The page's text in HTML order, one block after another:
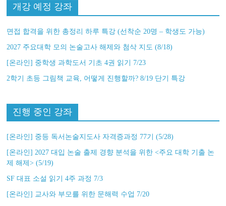
개강 예정 강좌
면접 합격을 위한 총정리 하루 특강 (선착순 20명 – 학생도 가능)
2027 주요대학 모의 논술고사 해제와 첨삭 지도 (8/18)
[온라인] 중학생 과학도서 기초 4권 읽기 7/23
2학기 초등 그림책 교육, 어떻게 진행할까? 8/19 단기 특강
진행 중인 강좌
[온라인] 중등 독서논술지도사 자격증과정 77기 (5/28)
[온라인] 2027 대입 논술 출제 경향 분석을 위한 <주요 대학 기출 논
제 해제> (5/19)
SF 대표 소설 읽기 4주 과정 7/3
[온라인] 교사와 부모를 위한 문해력 수업 7/20